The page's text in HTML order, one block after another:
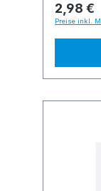
2,98 €
Preise inkl.